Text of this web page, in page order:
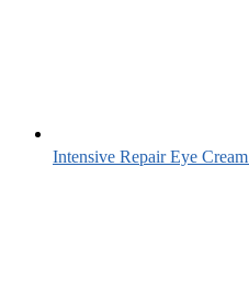
Intensive Repair Eye Cream